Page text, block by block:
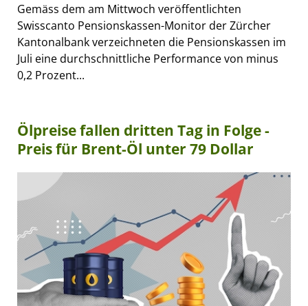
Gemäss dem am Mittwoch veröffentlichten
Swisscanto Pensionskassen-Monitor der Zürcher
Kantonalbank verzeichneten die Pensionskassen im
Juli eine durchschnittliche Performance von minus
0,2 Prozent...
Ölpreise fallen dritten Tag in Folge -
Preis für Brent-Öl unter 79 Dollar